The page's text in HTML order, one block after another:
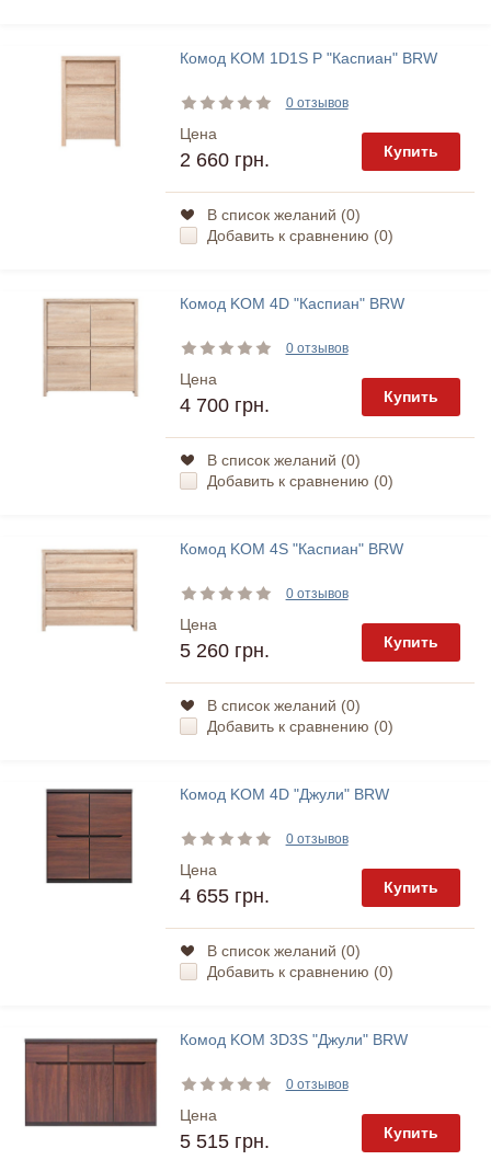
Комод KOM 1D1S P "Каспиан" BRW
0 отзывов
Цена
2 660 грн. Купить
В список желаний (0)
Добавить к сравнению (0)
Комод KOM 4D "Каспиан" BRW
0 отзывов
Цена
4 700 грн. Купить
В список желаний (0)
Добавить к сравнению (0)
Комод KOM 4S "Каспиан" BRW
0 отзывов
Цена
5 260 грн. Купить
В список желаний (0)
Добавить к сравнению (0)
Комод KOM 4D "Джули" BRW
0 отзывов
Цена
4 655 грн. Купить
В список желаний (0)
Добавить к сравнению (0)
Комод KOM 3D3S "Джули" BRW
0 отзывов
Цена
5 515 грн. Купить